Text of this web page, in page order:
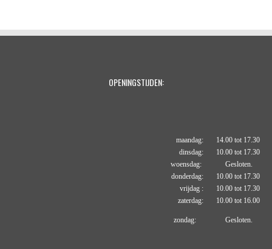
OPENINGSTIJDEN:
maandag: 14.00 tot 17.30
dinsdag: 10.00 tot 17.30
woensdag: Gesloten.
donderdag: 10.00 tot 17.30
vrijdag : 10.00 tot 17.30
zaterdag: 10.00 tot 16.00
zondag: Gesloten.